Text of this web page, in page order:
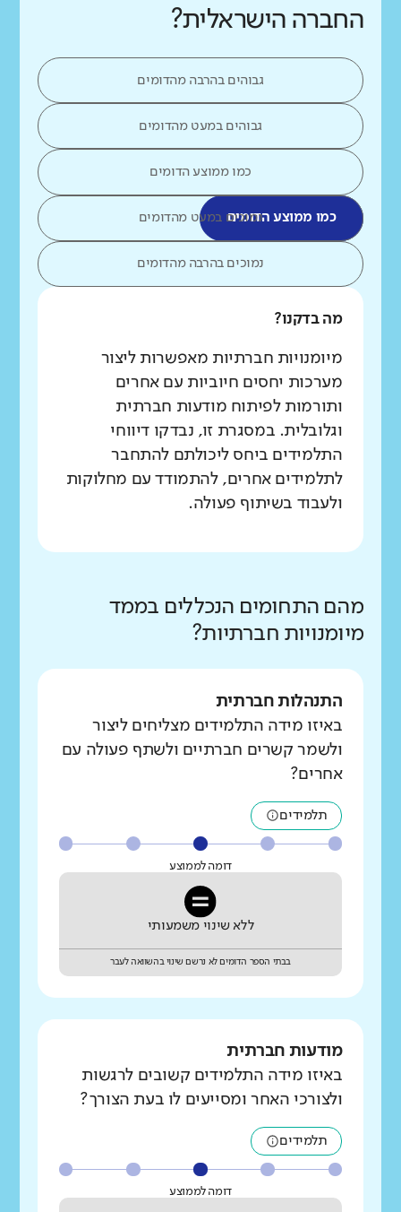
החברה הישראלית?
גבוהים בהרבה מהדומים
גבוהים במעט מהדומים
כמו ממוצע הדומים
כמו ממוצע הדומיםנמוכים במעט מהדומים
נמוכים בהרבה מהדומים
מה בדקנו?
מיומנויות חברתיות מאפשרות ליצור
מערכות יחסים חיוביות עם אחרים
ותורמות לפיתוח מודעות חברתית
וגלובלית. במסגרת זו, נבדקו דיווחי
התלמידים ביחס ליכולתם להתחבר
לתלמידים אחרים, להתמודד עם מחלוקות
ולעבוד בשיתוף פעולה.
מהם התחומים הנכללים בממד
מיומנויות חברתיות?
התנהלות חברתית
באיזו מידה התלמידים מצליחים ליצור
ולשמר קשרים חברתיים ולשתף פעולה עם
אחרים?
תלמידים
דומה לממוצע
ללא שינוי משמעותי
בבתי הספר הדומים לא נרשם שינוי בהשוואה לעבר
מודעות חברתית
באיזו מידה התלמידים קשובים לרגשות
ולצורכי האחר ומסייעים לו בעת הצורך?
תלמידים
דומה לממוצע